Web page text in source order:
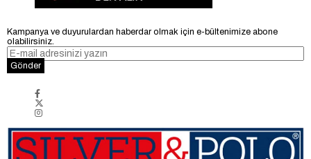
Kampanya ve duyurulardan haberdar olmak için e-bültenimize abone
olabilirsiniz.
Gönder